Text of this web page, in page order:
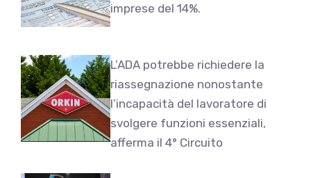
imprese del 14%.
L’ADA potrebbe richiedere la
riassegnazione nonostante
l’incapacità del lavoratore di
svolgere funzioni essenziali,
afferma il 4° Circuito